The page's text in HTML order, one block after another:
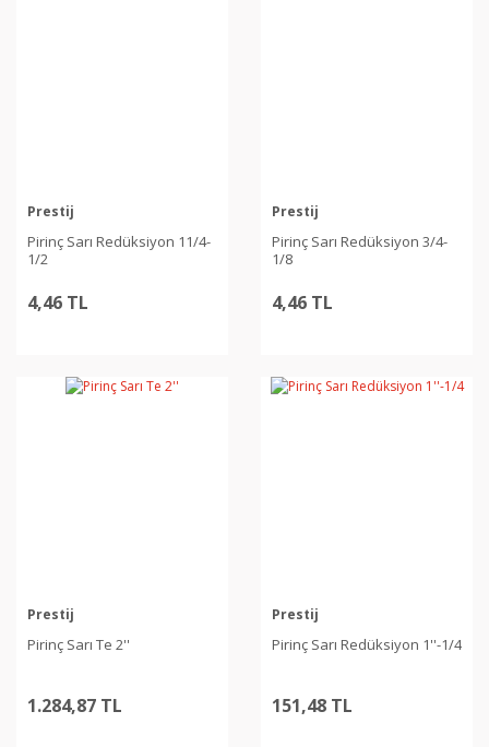
Prestij
Pirinç Sarı Redüksiyon 11/4-
1/2
4,46 TL
Prestij
Pirinç Sarı Redüksiyon 3/4-
1/8
4,46 TL
Prestij
Pirinç Sarı Te 2''
1.284,87 TL
Prestij
Pirinç Sarı Redüksiyon 1''-1/4
151,48 TL